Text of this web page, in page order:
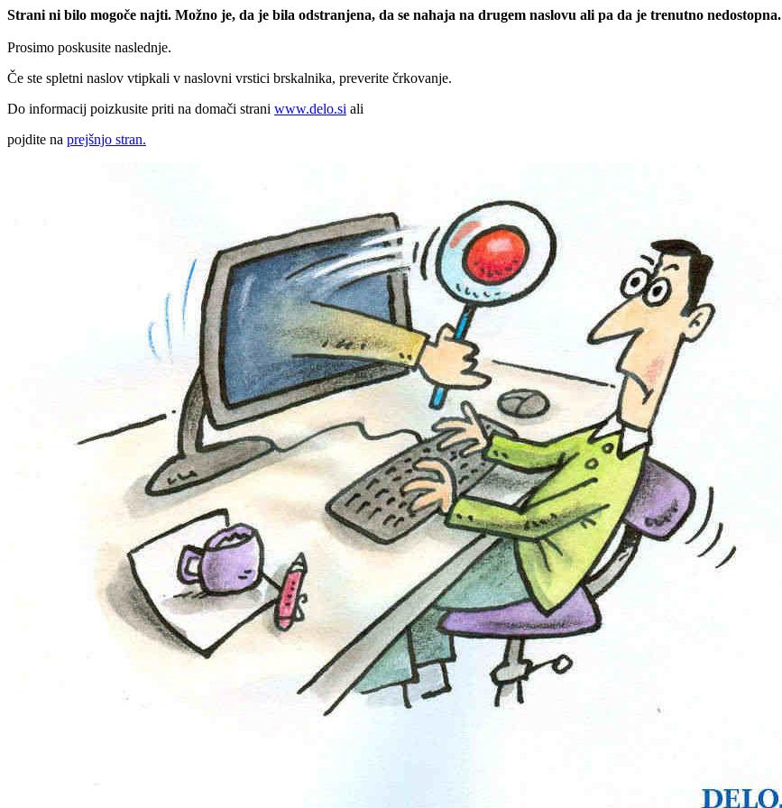
Strani ni bilo mogoče najti. Možno je, da je bila odstranjena, da se nahaja na drugem naslovu ali pa da je trenutno nedostopna.
Prosimo poskusite naslednje.
Če ste spletni naslov vtipkali v naslovni vrstici brskalnika, preverite črkovanje.
Do informacij poizkusite priti na domači strani www.delo.si ali
pojdite na prejšnjo stran.